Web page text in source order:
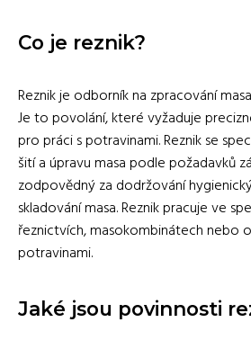
Co je reznik?
Reznik je odborník na zpracování
Je to povolání, které vyžaduje
pro práci s potravinami. Reznik se
šití a úpravu masa podle požadavků
zodpovědný za dodržování
skladování masa. Reznik pracuje ve
řeznictvích, masokombinátech nebo
potravinami.
Jaké jsou povinnosti